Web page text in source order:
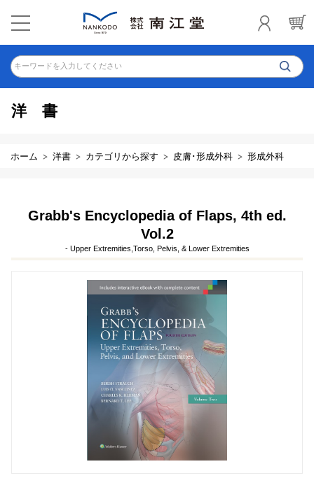
キーワードを入力してください
洋書
ホーム 洋書 カテゴリから探す 皮膚･形成外科 形成外科
Grabb's Encyclopedia of Flaps, 4th ed.
Vol.2
- Upper Extremities,Torso, Pelvis, & Lower Extremities